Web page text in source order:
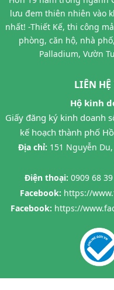
lưu đem thiên nhiên vào
nhất! -Thiết Kế, thi công
phòng, căn hộ, nhà
Palladium, Vườn
LIÊN
Hộ kinh
Giấy đăng ký kinh doanh
kế hoạch thành phố
Địa chỉ: 151 Nguyễn
Điện thoại: 0909 68
Facebook: https://
Facebook: https://